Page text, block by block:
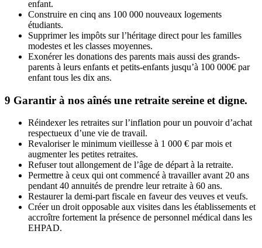
enfant.
Construire en cinq ans 100 000 nouveaux logements
étudiants.
Supprimer les impôts sur l’héritage direct pour les familles
modestes et les classes moyennes.
Exonérer les donations des parents mais aussi des grands-
parents à leurs enfants et petits-enfants jusqu’à 100 000€ par
enfant tous les dix ans.
9 Garantir à nos aînés une retraite sereine et digne.
Réindexer les retraites sur l’inflation pour un pouvoir d’achat
respectueux d’une vie de travail.
Revaloriser le minimum vieillesse à 1 000 € par mois et
augmenter les petites retraites.
Refuser tout allongement de l’âge de départ à la retraite.
Permettre à ceux qui ont commencé à travailler avant 20 ans
pendant 40 annuités de prendre leur retraite à 60 ans.
Restaurer la demi-part fiscale en faveur des veuves et veufs.
Créer un droit opposable aux visites dans les établissements et
accroître fortement la présence de personnel médical dans les
EHPAD.